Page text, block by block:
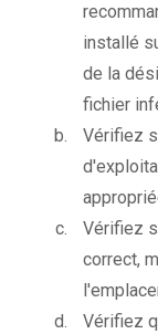
installé
de la
fichier
Vérifiez
Vérifiez
correct,
Vérifiez